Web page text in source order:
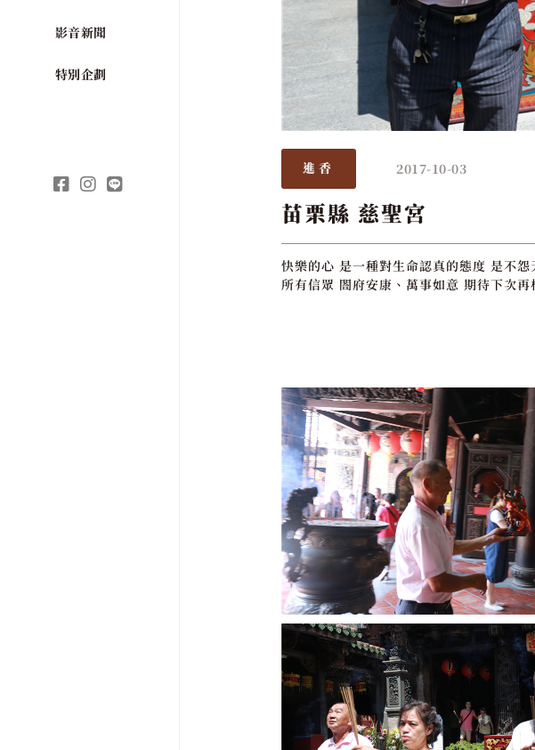
影音新聞
特別企劃
進香 2017-10-03
苗栗縣 慈聖宮
快樂的心 是一種對生命認真的態度 是不
所有信眾 閤府安康、萬事如意 期待下次再